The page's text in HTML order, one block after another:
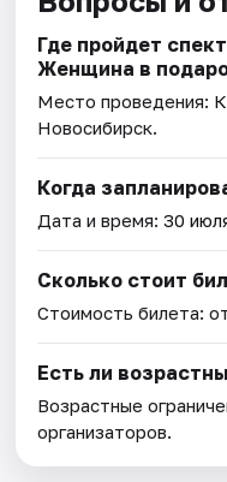
Где пройдет
Женщина в
Место проведения:
Новосибирск.
Когда
Дата и время:30
Сколько стоит
Стоимость билета:
Есть ли
Возрастные
организаторов.